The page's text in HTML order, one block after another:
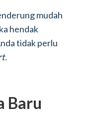
mudah
hendak
tidak perlu
Baru